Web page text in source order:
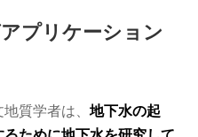
プリケーション
地質学者は、地下水の起